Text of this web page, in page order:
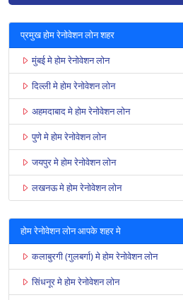
प्रमुख होम रेनोवेशन लोन शहर
मुंबई मे होम रेनोवेशन लोन
दिल्ली मे होम रेनोवेशन लोन
अहमदाबाद मे होम रेनोवेशन लोन
पुणे मे होम रेनोवेशन लोन
जयपुर मे होम रेनोवेशन लोन
लखनऊ मे होम रेनोवेशन लोन
होम रेनोवेशन लोन आपके शहर मे
कलाबुरगी (गुलबर्गा) मे होम रेनोवेशन लोन
सिंधनूर मे होम रेनोवेशन लोन